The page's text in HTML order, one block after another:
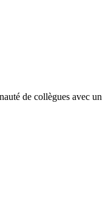
de collègues avec un